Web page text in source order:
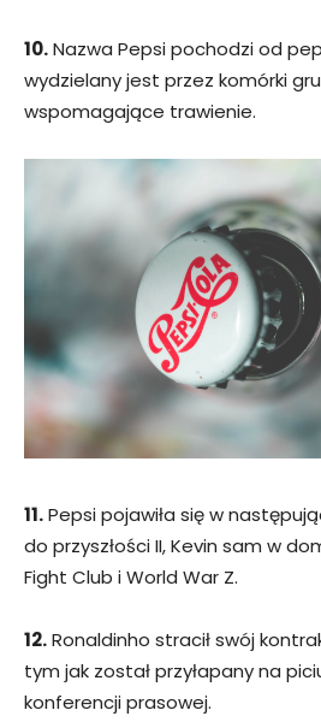
10.Nazwa Pepsi pochodzi od
wydzielany jest przez komórki
wspomagające trawienie.
11.Pepsi pojawiła się w
do przyszłości II, Kevin sam w
Fight Club i World War Z.
12.Ronaldinho stracił swój
tym jak został przyłapany na
konferencji prasowej.